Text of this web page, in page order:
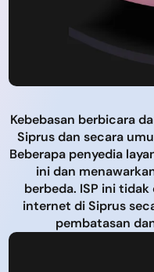
Kebebasan berbicara
Siprus dan secara
Beberapa penyedia
ini dan
berbeda. ISP ini
internet di Siprus
pembatasan